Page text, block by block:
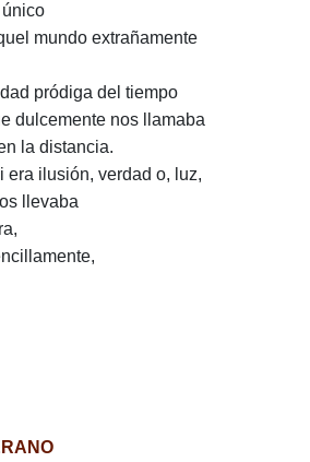
único
mundo extrañamente
pródiga del tiempo
dulcemente nos llamaba
la distancia.
era ilusión, verdad o, luz,
llevaba